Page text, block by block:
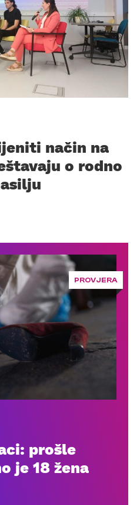
način na
o rodno
PROVJERA
prošle
je 18 žena